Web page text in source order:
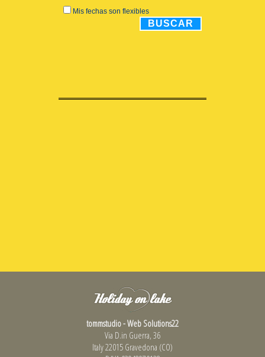
tommstudio - Web Solutions22
Via D.in Guerra, 36
Italy 22015 Gravedona (CO)